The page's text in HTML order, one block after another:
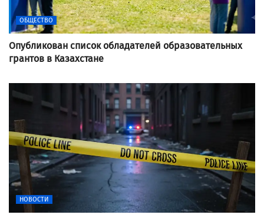
ОБЩЕСТВО
Опубликован список обладателей образовательных
грантов в Казахстане
НОВОСТИ